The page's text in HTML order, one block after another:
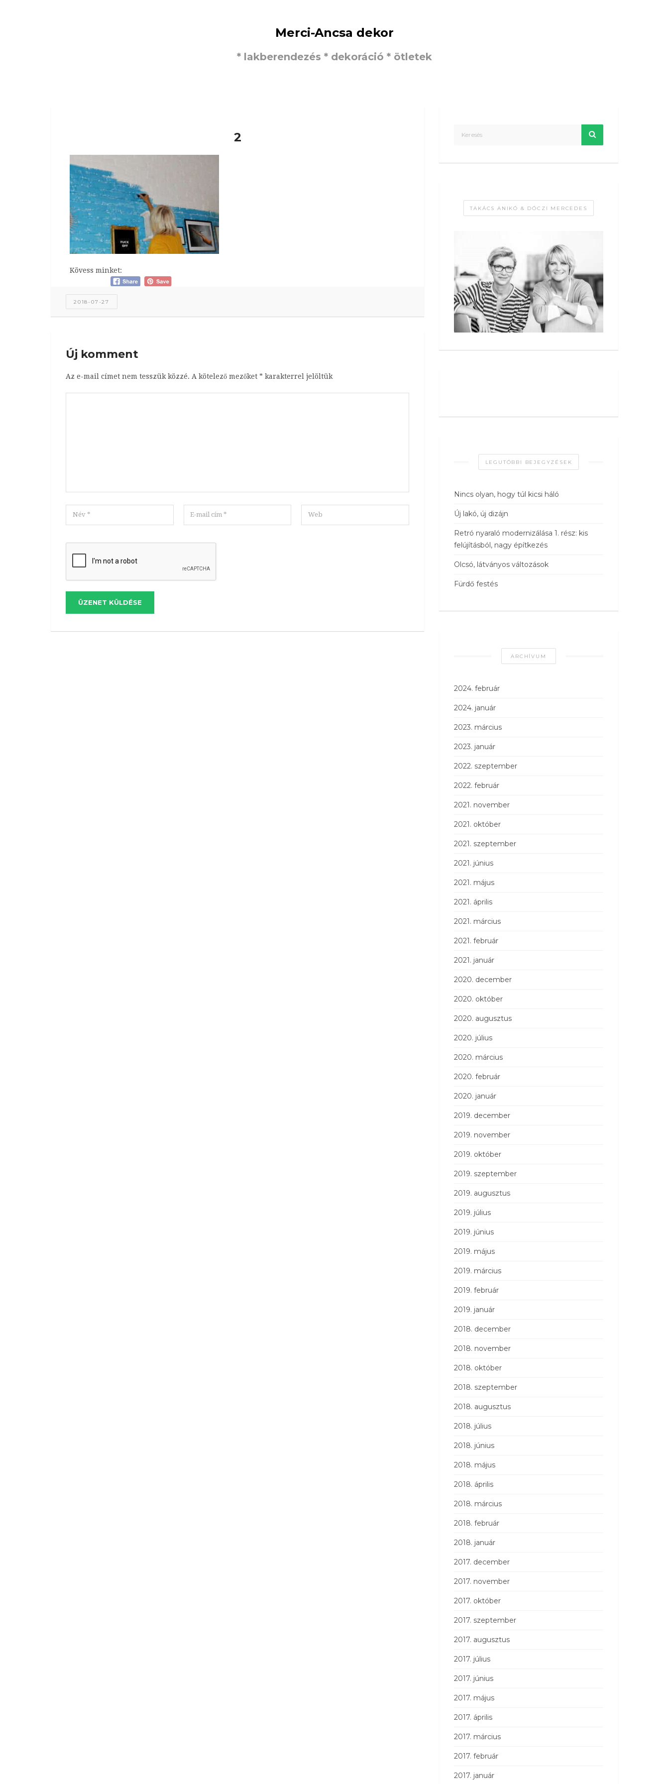
Merci-Ancsa dekor
* lakberendezés * dekoráció * ötletek
2
Kövess minket:
2018-07-27
Új komment
Az e-mail címet nem tesszük közzé. A kötelező mezőket * karakterrel jelöltük
ÜZENET KÜLDÉSE
TAKÁCS ANIKÓ & DÓCZI MERCEDES
LEGUTÓBBI BEJEGYZÉSEK
Nincs olyan, hogy túl kicsi háló
Új lakó, új dizájn
Retró nyaraló modernizálása 1. rész: kis
felújításból, nagy építkezés
Olcsó, látványos változások
Fürdő festés
ARCHÍVUM
2024. február
2024. január
2023. március
2023. január
2022. szeptember
2022. február
2021. november
2021. október
2021. szeptember
2021. június
2021. május
2021. április
2021. március
2021. február
2021. január
2020. december
2020. október
2020. augusztus
2020. július
2020. március
2020. február
2020. január
2019. december
2019. november
2019. október
2019. szeptember
2019. augusztus
2019. július
2019. június
2019. május
2019. március
2019. február
2019. január
2018. december
2018. november
2018. október
2018. szeptember
2018. augusztus
2018. július
2018. június
2018. május
2018. április
2018. március
2018. február
2018. január
2017. december
2017. november
2017. október
2017. szeptember
2017. augusztus
2017. július
2017. június
2017. május
2017. április
2017. március
2017. február
2017. január